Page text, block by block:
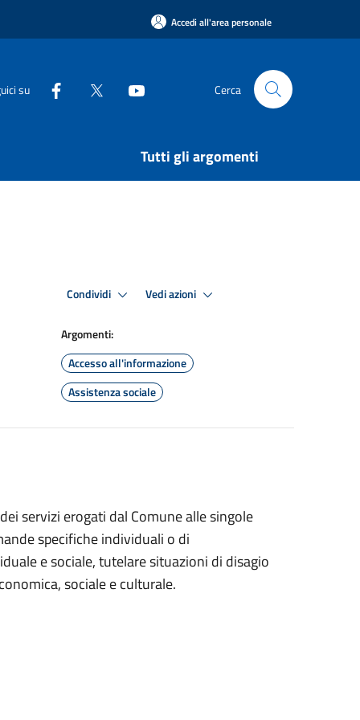
Accedi all'area personale
su Cerca
Tutti gli argomenti
Condividi Vedi azioni
Argomenti:
Accesso all'informazione
Assistenza sociale
servizi erogati dal Comune alle singole
specifiche individuali o di
e sociale, tutelare situazioni di disagio
sociale e culturale.